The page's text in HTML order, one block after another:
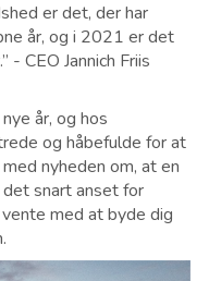
er det, der har
år, og i 2021 er det
CEO Jannich Friis
år, og hos
og håbefulde for at
nyheden om, at en
snart anset for
med at byde dig